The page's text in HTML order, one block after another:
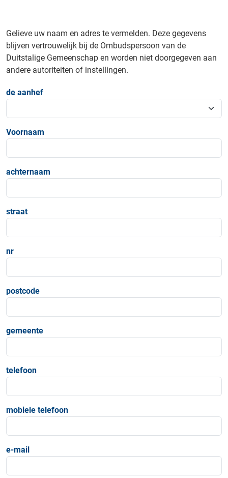
Gelieve uw naam en adres te vermelden. Deze gegevens
blijven vertrouwelijk bij de Ombudspersoon van de
Duitstalige Gemeenschap en worden niet doorgegeven aan
andere autoriteiten of instellingen.
de aanhef
Voornaam
achternaam
straat
nr
postcode
gemeente
telefoon
mobiele telefoon
e-mail